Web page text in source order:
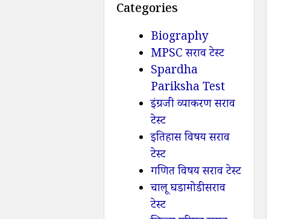
Categories
Biography
MPSC सराव टेस्ट
Spardha
Pariksha Test
इंग्रजी व्याकरण सराव
टेस्ट
इतिहास विषय सराव
टेस्ट
गणित विषय सराव टेस्ट
चालू घडामोडी सराव
टेस्ट